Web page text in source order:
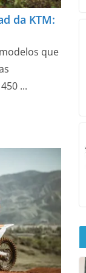
da KTM:
que
...